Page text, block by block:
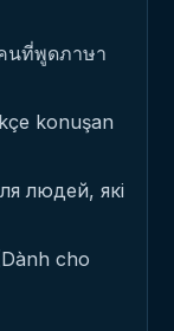
นที่พูดภาษา
konuşan
людей, які
cho